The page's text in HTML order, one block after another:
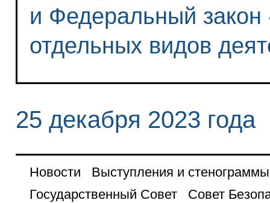
и Федеральный
отдельных видов
25 декабря 2023 года
Новости
Выступления и стенограммы
Государственный Совет
Совет